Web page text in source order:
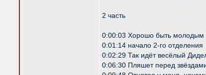
2 часть
0:00:03 Хорошо быть молодым
0:01:14 начало 2-го отделения
0:02:29 Так идёт весёлый
0:06:30 Пляшет перед